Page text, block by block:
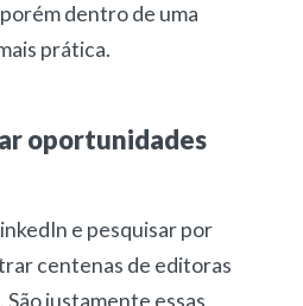
dentro de uma
prática.
oportunidades
e pesquisar por
centenas de editoras